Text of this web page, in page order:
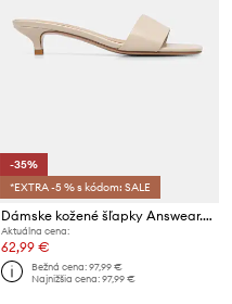
-35%
*EXTRA -5 % s kódom: SALE
Dámske kožené šľapky Answear.LAB z kolekcie Unscripted
Aktuálna cena:
62,99 €
Bežná cena:97,99 €
Najnižšia cena:97,99 €